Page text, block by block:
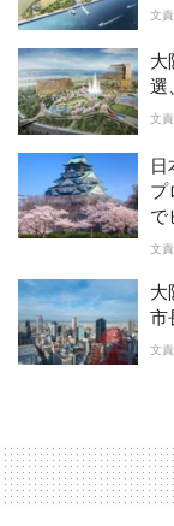
文責
大
選
文責
日
で
文責
大
市
文責